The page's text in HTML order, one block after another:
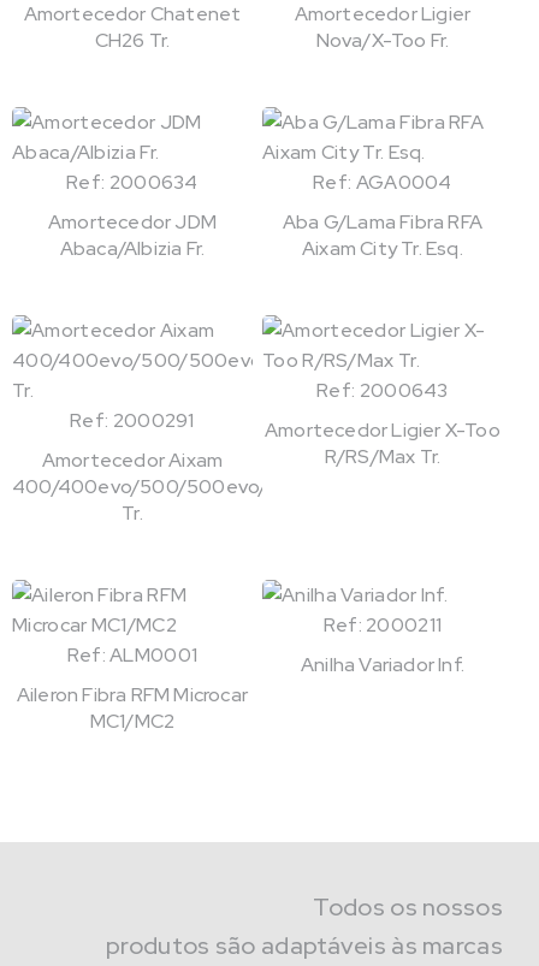
Amortecedor Chatenet
CH26 Tr.
Amortecedor Ligier
Nova/X-Too Fr.
Ref: 2000634
Amortecedor JDM
Abaca/Albizia Fr.
Ref: AGA0004
Aba G/Lama Fibra RFA
Aixam City Tr. Esq.
Ref: 2000291
Amortecedor Aixam
400/400evo/500/500evo/721
Tr.
Ref: 2000643
Amortecedor Ligier X-Too
R/RS/Max Tr.
Ref: ALM0001
Aileron Fibra RFM Microcar
MC1/MC2
Ref: 2000211
Anilha Variador Inf.
Todos os nossos
produtos são adaptáveis às marcas